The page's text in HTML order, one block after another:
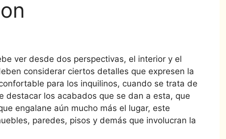
ver desde dos perspectivas, el interior y el
considerar ciertos detalles que expresen la
para los inquilinos, cuando se trata de
destacar los acabados que se dan a esta, que
engalane aún mucho más el lugar, este
paredes, pisos y demás que involucran la